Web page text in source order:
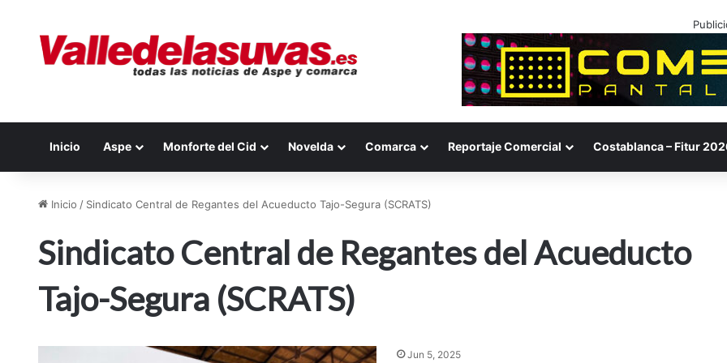
Inicio Aspe Monforte del Cid Novelda Comarca Reportaje Comercial Costablanca – Fitur
Inicio / Sindicato Central de Regantes del Acueducto Tajo-Segura (SCRATS)
Sindicato Central de Regantes del Acueducto
Tajo-Segura (SCRATS)
Jun 5, 2025